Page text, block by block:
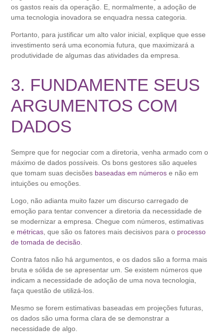
os gastos reais da operação. E, normalmente, a adoção de
uma tecnologia inovadora se enquadra nessa categoria.
Portanto, para justificar um alto valor inicial, explique que esse
investimento será uma economia futura, que maximizará a
produtividade de algumas das atividades da empresa.
3. FUNDAMENTE SEUS
ARGUMENTOS COM
DADOS
Sempre que for negociar com a diretoria, venha armado com o
máximo de dados possíveis. Os bons gestores são aqueles
que tomam suas decisões baseadas em números e não em
intuições ou emoções.
Logo, não adianta muito fazer um discurso carregado de
emoção para tentar convencer a diretoria da necessidade de
se modernizar a empresa. Chegue com números, estimativas
e métricas , que são os fatores mais decisivos para o processo
de tomada de decisão
Contra fatos não há argumentos, e os dados são a forma mais
bruta e sólida de se apresentar um. Se existem números que
indicam a necessidade de adoção de uma nova tecnologia,
faça questão de utilizá-los.
Mesmo se forem estimativas baseadas em projeções futuras,
os dados são uma forma clara de se demonstrar a
necessidade de algo.